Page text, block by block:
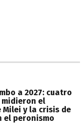
a 2027: cuatro
el
Milei y la crisis de
el peronismo